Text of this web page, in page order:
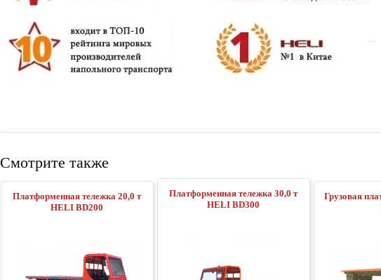
Смотрите также
Платформенная тележка 20,0 т
HELI BD200
Платформенная тележка 30,0 т
HELI BD300
Грузовая